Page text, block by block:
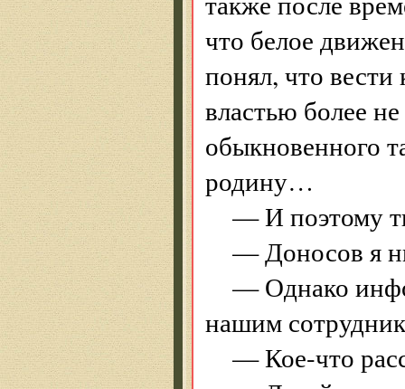
что белое
понял, что
властью более
обыкновенного
родину…
— И поэтому
— Доносов я
— Однако
нашим
— Кое-что